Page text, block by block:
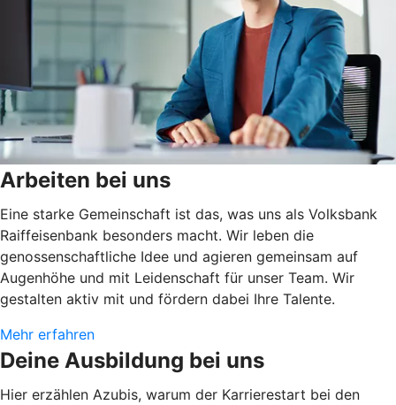
Arbeiten bei uns
Eine starke Gemeinschaft ist das, was uns als Volksbank
Raiffeisenbank besonders macht. Wir leben die
genossenschaftliche Idee und agieren gemeinsam auf
Augenhöhe und mit Leidenschaft für unser Team. Wir
gestalten aktiv mit und fördern dabei Ihre Talente.
Mehr erfahren
Deine Ausbildung bei uns
Hier erzählen Azubis, warum der Karrierestart bei den